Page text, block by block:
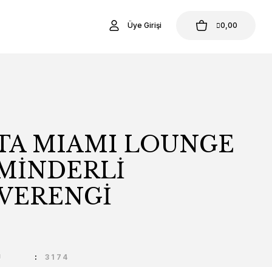
Üye Girişi 0,00
MIAMI LOUNGE
3174